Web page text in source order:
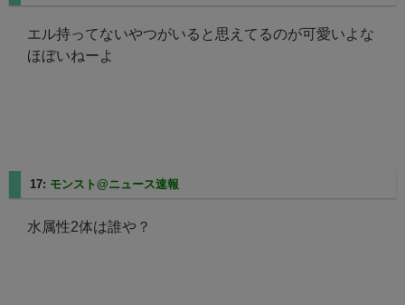
エル持ってないやつがいると思えてるのが可愛いよな
ほぼいねーよ
17: モンスト@ニュース速報
水属性2体は誰や？